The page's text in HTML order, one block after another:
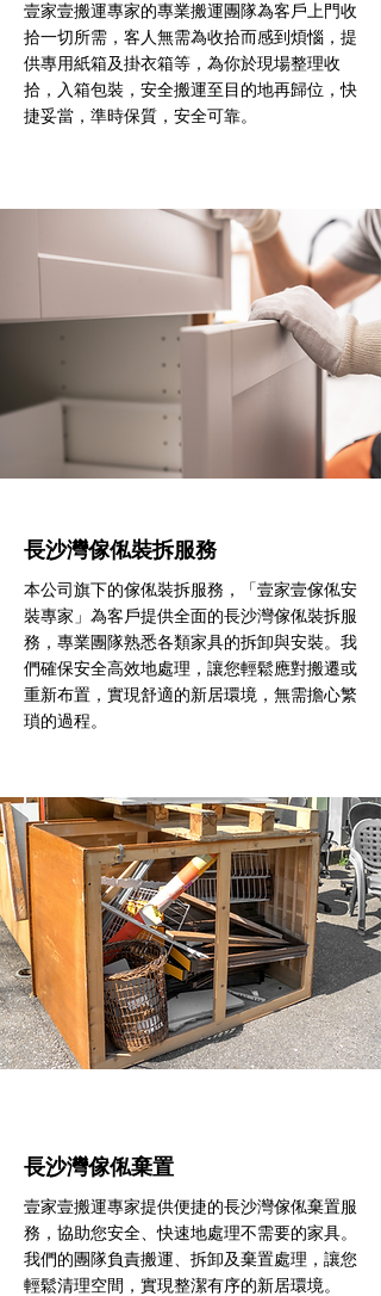
壹家壹搬運專家的專業搬運團隊為客戶上門收
拾一切所需，客人無需為收拾而感到煩惱，提
供專用紙箱及掛衣箱等，為你於現場整理收
拾，入箱包裝，安全搬運至目的地再歸位，快
捷妥當，準時保質，安全可靠。
長沙灣傢俬裝拆服務
本公司旗下的傢俬裝拆服務，「壹家壹傢俬安
裝專家」為客戶提供全面的長沙灣傢俬裝拆服
務，專業團隊熟悉各類家具的拆卸與安裝。我
們確保安全高效地處理，讓您輕鬆應對搬遷或
重新布置，實現舒適的新居環境，無需擔心繁
瑣的過程。
長沙灣傢俬棄置
壹家壹搬運專家提供便捷的長沙灣傢俬棄置服
務，協助您安全、快速地處理不需要的家具。
我們的團隊負責搬運、拆卸及棄置處理，讓您
輕鬆清理空間，實現整潔有序的新居環境。